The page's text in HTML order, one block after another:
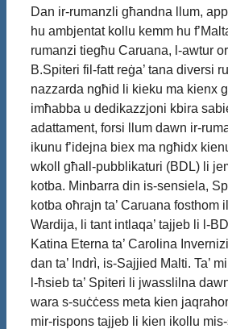
Dan ir-rumanzli għandna llum,
hu ambjentat kollu kemm hu
rumanzi tiegħu Caruana, l-awtur
B.Spiteri fil-fatt reġa’ tana diversi
nazzarda ngħid li kieku ma kienx
imħabba u dedikazzjoni kbira
adattament, forsi llum dawn ir-
ikunu f’idejna biex ma ngħidx
wkoll għall-pubblikaturi (BDL) li
kotba. Minbarra din is-sensiela,
kotba oħrajn ta’ Caruana fosthom
Wardija, li tant intlaqa’ tajjeb li l-
Katina Eterna ta’ Carolina
dan ta’ Indrì, is-Sajjied Malti. Ta’
l-ħsieb ta’ Spiteri li jwasslilna
wara s-suċċess meta kien
mir-rispons tajjeb li kien ikollu